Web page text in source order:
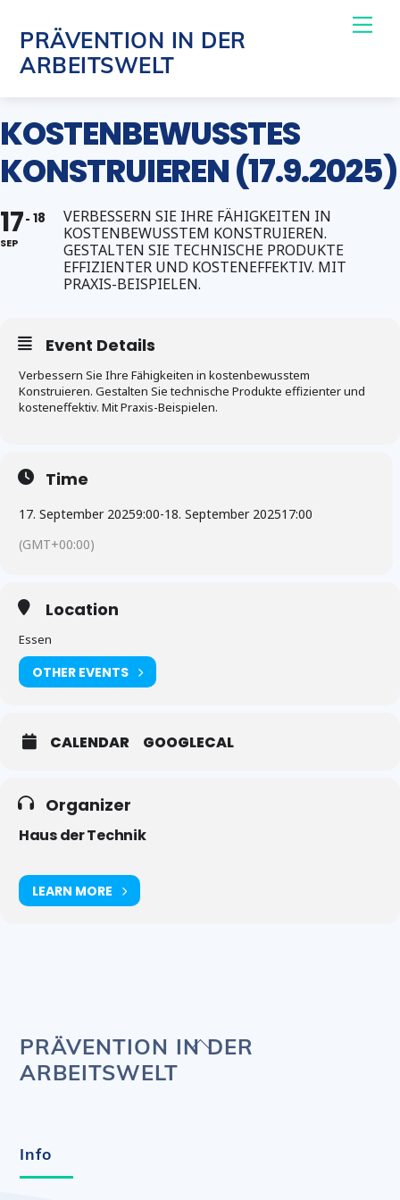
content
PRÄVENTION IN DER
ARBEITSWELT
KOSTENBEWUSSTES
KONSTRUIEREN (17.9.2025)
17
SEP
18
VERBESSERN SIE IHRE FÄHIGKEITEN IN
KOSTENBEWUSSTEM KONSTRUIEREN.
GESTALTEN SIE TECHNISCHE PRODUKTE
EFFIZIENTER UND KOSTENEFFEKTIV. MIT
PRAXIS-BEISPIELEN.
Event Details
Verbessern Sie Ihre Fähigkeiten in kostenbewusstem
Konstruieren. Gestalten Sie technische Produkte effizienter und
kosteneffektiv. Mit Praxis-Beispielen.
Time
17. September 20259:00-18. September 202517:00
(GMT+00:00)
Location
Essen
OTHER EVENTS
CALENDAR GOOGLECAL
Organizer
Haus der Technik
LEARN MORE
Back
PRÄVENTION IN DER
ARBEITSWELT
Info